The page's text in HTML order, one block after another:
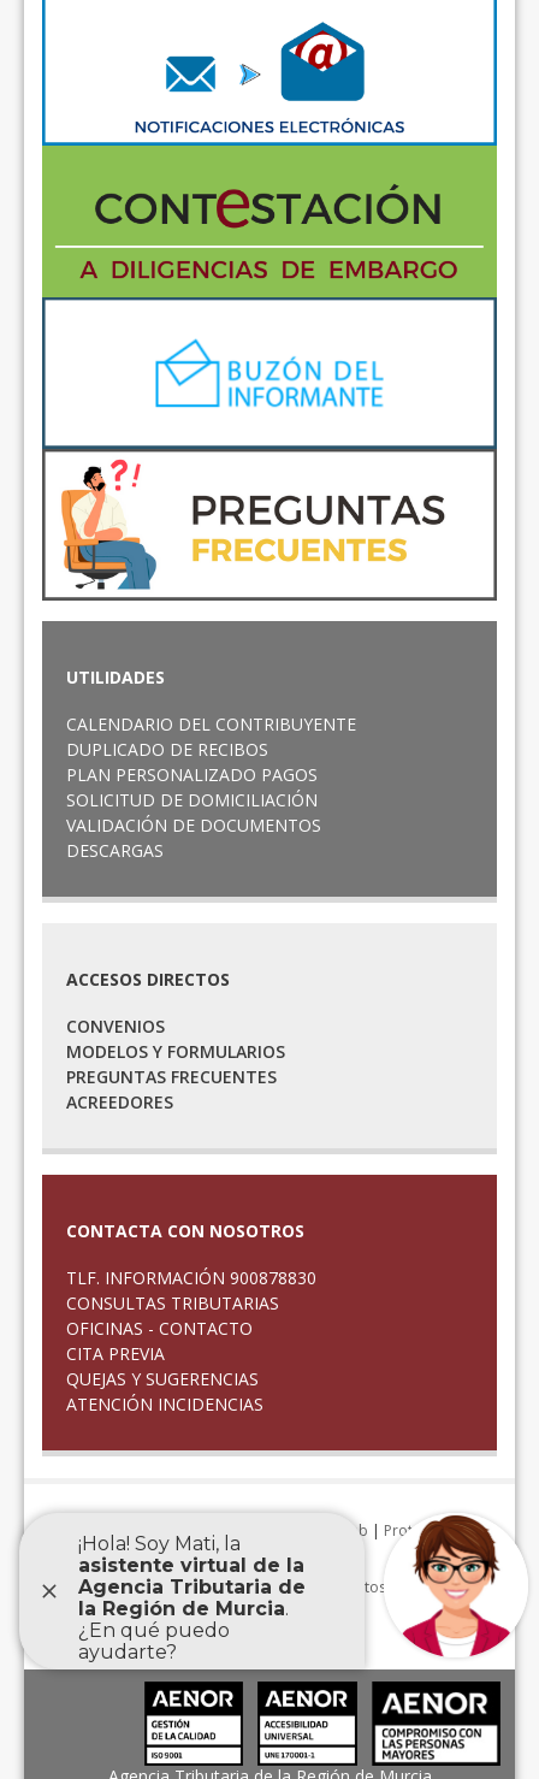
UTILIDADES
CALENDARIO DEL CONTRIBUYENTE
DUPLICADO DE RECIBOS
PLAN PERSONALIZADO PAGOS
SOLICITUD DE DOMICILIACIÓN
VALIDACIÓN DE DOCUMENTOS
DESCARGAS
ACCESOS DIRECTOS
CONVENIOS
MODELOS Y FORMULARIOS
PREGUNTAS FRECUENTES
ACREEDORES
CONTACTA CON NOSOTROS
TLF. INFORMACIÓN 900878830
CONSULTAS TRIBUTARIAS
OFICINAS - CONTACTO
CITA PREVIA
QUEJAS Y SUGERENCIAS
ATENCIÓN INCIDENCIAS
Aviso Legal Accesibilidad Mapa Web | Protección de
datos personales|